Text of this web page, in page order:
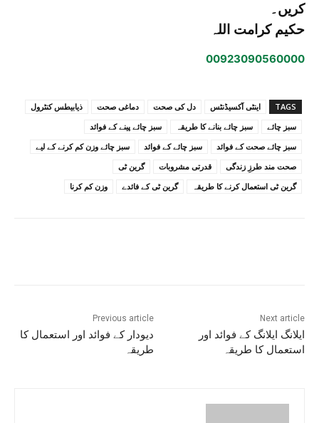
کریں۔
حکیم کرامت اللہ
00923090560000
TAGS اینٹی آکسیڈنٹس دل کی صحت دماغی صحت
ذیابیطس کنٹرول
سبز چائے
سبز چائے بنانے کا طریقہ
سبز چائے پینے کے فوائد
سبز چائے صحت کے فوائد
سبز چائے کے فوائد
سبز چائے وزن کم کرنے کے لیے
صحت مند طرزِ زندگی
قدرتی مشروبات
گرین ٹی
گرین ٹی استعمال کرنے کا طریقہ
گرین ٹی کے فائدے وزن کم کرنا
Previous article
دیودار کے فوائد اور استعمال کا
طریقہ
Next article
ایلانگ ایلانگ کے فوائد اور
استعمال کا طریقہ